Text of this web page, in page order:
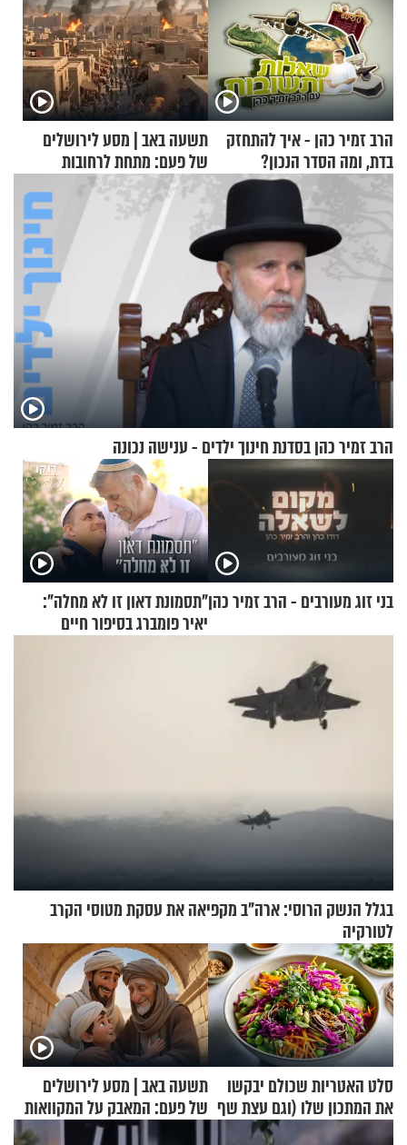
הרב זמיר כהן - איך להתחזק
בדת, ומה הסדר הנכון?
תשעה באב | מסע לירושלים
של פעם: מתחת לרחובות
ירושלים
הרב זמיר כהן בסדנת חינוך ילדים - ענישה נכונה
בני זוג מעורבים - הרב זמיר כהן"תסמונת דאון זו לא מחלה":
יאיר פומברג בסיפור חיים
בגלל הנשק הרוסי: ארה"ב מקפיאה את עסקת מטוסי הקרב
לטורקיה
סלט האטריות שכולם יבקשו
את המתכון שלו (וגם עצת שף
להגשת הרוטב)
תשעה באב | מסע לירושלים
של פעם: המאבק על המקוואות